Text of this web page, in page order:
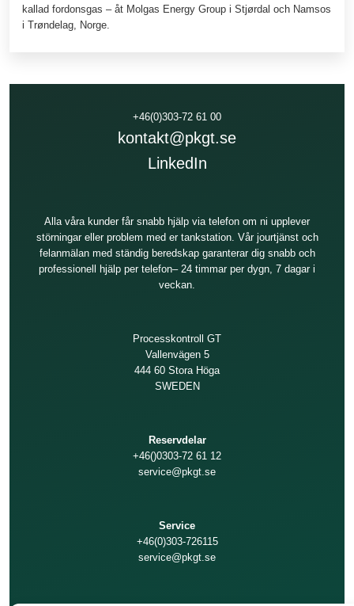
kallad fordonsgas – åt Molgas Energy Group i Stjørdal och Namsos
i Trøndelag, Norge.
+46(0)303-72 61 00
kontakt@pkgt.se
LinkedIn
Alla våra kunder får snabb hjälp via telefon om ni upplever
störningar eller problem med er tankstation. Vår jourtjänst och
felanmälan med ständig beredskap garanterar dig snabb och
professionell hjälp per telefon– 24 timmar per dygn, 7 dagar i
veckan.
Processkontroll GT
Vallenvägen 5
444 60 Stora Höga
SWEDEN
Reservdelar
+46()0303-72 61 12
service@pkgt.se
Service
+46(0)303-726115
service@pkgt.se